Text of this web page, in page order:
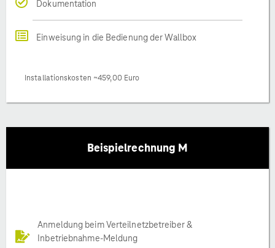
Dokumentation
Einweisung in die Bedienung der Wallbox
Installationskosten ~459,00 Euro
Beispielrechnung M
Anmeldung beim Verteilnetzbetreiber &
Inbetriebnahme-Meldung